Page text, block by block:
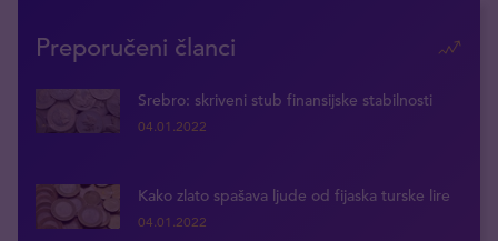
Preporučeni članci
Srebro: skriveni stub finansijske stabilnosti
04.01.2022
Kako zlato spašava ljude od fijaska turske lire
04.01.2022